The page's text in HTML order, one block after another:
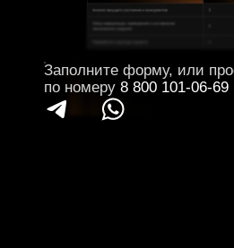
Я согласен сполитикой
и даю согласие на
данных
Заполните форму, или
по номеру 8 800 101-06-69